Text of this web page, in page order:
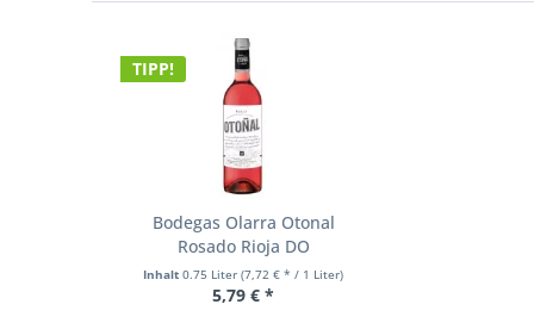
TIPP!
Bodegas Olarra Otonal
Rosado Rioja DO
Inhalt0.75 Liter(7,72 € * / 1 Liter)
5,79 € *